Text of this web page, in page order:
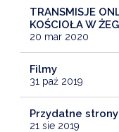
TRANSMISJE
KOŚCIOŁA W
20 mar 2020
Filmy
31 paź 2019
Przydatne strony
21 sie 2019